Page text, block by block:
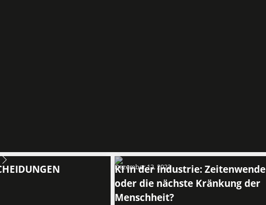
Dezember 12, 2023
KI in der Industrie: Zeitenwende
oder die nächste Kränkung der
Menschheit?